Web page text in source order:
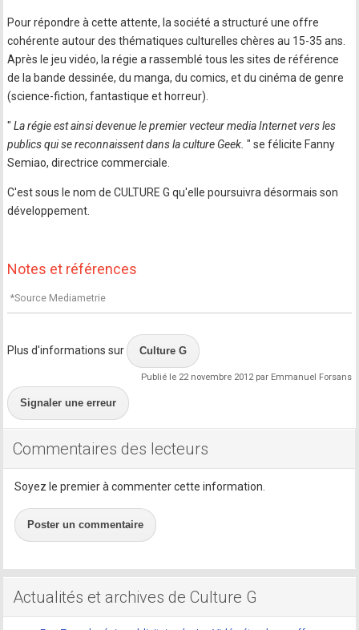
Pour répondre à cette attente, la société a structuré une offre
cohérente autour des thématiques culturelles chères au 15-35 ans.
Après le jeu vidéo, la régie a rassemblé tous les sites de référence
de la bande dessinée, du manga, du comics, et du cinéma de genre
(science-fiction, fantastique et horreur).
" La régie est ainsi devenue le premier vecteur media Internet vers les
publics qui se reconnaissent dans la culture Geek." se félicite Fanny
Semiao, directrice commerciale.
C'est sous le nom de CULTURE G qu'elle poursuivra désormais son
développement.
Notes et références
*Source Mediametrie
Plus d'informations sur Culture G
Publié le 22 novembre 2012 par Emmanuel Forsans
Signaler une erreur
Commentaires des lecteurs
Soyez le premier à commenter cette information.
Poster un commentaire
Actualités et archives de Culture G